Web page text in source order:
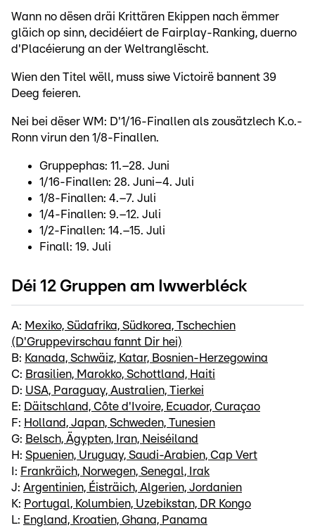
Wann no dësen dräi Krittären Ekippen nach ëmmer
gläich op sinn, decidéiert de Fairplay-Ranking, duerno
d'Placéierung an der Weltranglëscht.
Wien den Titel wëll, muss siwe Victoirë bannent 39
Deeg feieren.
Nei bei dëser WM: D'1/16-Finallen als zousätzlech K.o.-
Ronn virun den 1/8-Finallen.
Gruppephas: 11.–28. Juni
1/16-Finallen: 28. Juni–4. Juli
1/8-Finallen: 4.–7. Juli
1/4-Finallen: 9.–12. Juli
1/2-Finallen: 14.–15. Juli
Finall: 19. Juli
Déi 12 Gruppen am Iwwerbléck
A: Mexiko, Südafrika, Südkorea, Tschechien
(D'Gruppevirschau fannt Dir hei)
B: Kanada, Schwäiz, Katar, Bosnien-Herzegowina
C: Brasilien, Marokko, Schottland, Haiti
D: USA, Paraguay, Australien, Tierkei
E: Däitschland, Côte d'Ivoire, Ecuador, Curaçao
F: Holland, Japan, Schweden, Tunesien
G: Belsch, Ägypten, Iran, Neiséiland
H: Spuenien, Uruguay, Saudi-Arabien, Cap Vert
I: Frankräich, Norwegen, Senegal, Irak
J: Argentinien, Éisträich, Algerien, Jordanien
K: Portugal, Kolumbien, Uzebikstan, DR Kongo
L: England, Kroatien, Ghana, Panama